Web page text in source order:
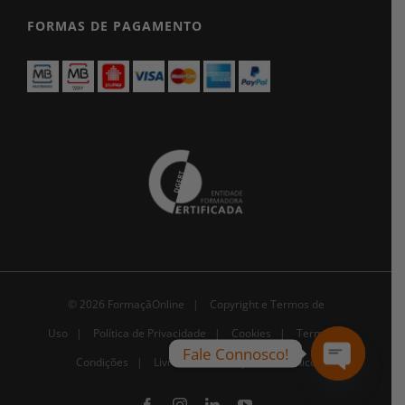
FORMAS DE PAGAMENTO
© 2026 FormaçãOnline |
Copyright e Termos de
Uso | Política de Privacidade | Cookies |
Termos e
Condições |
Livro de Reclamações Eletrónico
Fale Connosco!